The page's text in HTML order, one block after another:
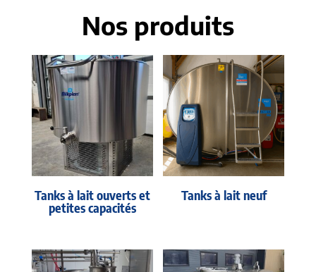
Nos produits
Tanks à lait ouverts et
petites capacités
Tanks à lait neuf